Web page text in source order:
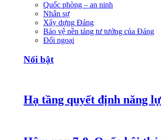
Quốc phòng – an ninh
Nhân sự
Xây dựng Đảng
Bảo vệ nền tảng tư tưởng của Đảng
Đối ngoại
Nổi bật
Hạ tầng quyết định năng